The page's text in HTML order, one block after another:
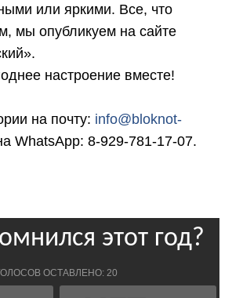
или яркими. Все, что
мы опубликуем на сайте
настроение вместе!
на почту: info@bloknot-
WhatsApp: 8-929-781-17-07.